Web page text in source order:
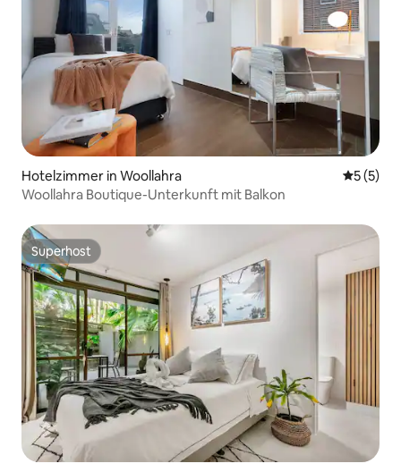
Hotelzimmer in Woollahra
5 (5)
Woollahra Boutique-Unterkunft mit Balkon
Superhost
Superhost